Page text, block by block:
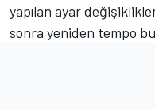
yapılan ayar
sonra yeniden tempo